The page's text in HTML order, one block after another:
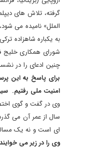
گرفته، تلاش های
به یکباره شاهزاده
چنین ادعای را در
امنیت ملی رفتیم.
وی در گفت و گوی
سال از عمر آن می
ای است و نه یک
وی را در زیر می